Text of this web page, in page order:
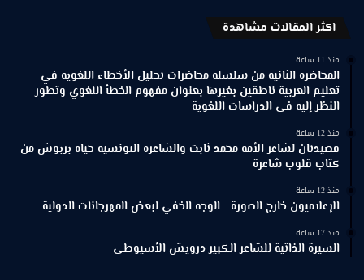
اكثر المقالات مشاهدة
منذ 11 ساعة
المحاضرة الثانية من سلسلة محاضرات تحليل الأخطاء اللغوية في
تعليم العربية ناطقين بغيرها بعنوان مفهوم الخطأ اللغوي وتطور
النظر إليه في الدراسات اللغوية
منذ 12 ساعة
قصيدتان لشاعر الأمة محمد ثابت والشاعرة التونسية حياة بربوش من
كتاب قلوب شاعرة
منذ 12 ساعة
الإعلاميون خارج الصورة… الوجه الخفي لبعض المهرجانات الدولية
منذ 17 ساعة
السيرة الذاتية للشاعر الكبير درويش الأسيوطي